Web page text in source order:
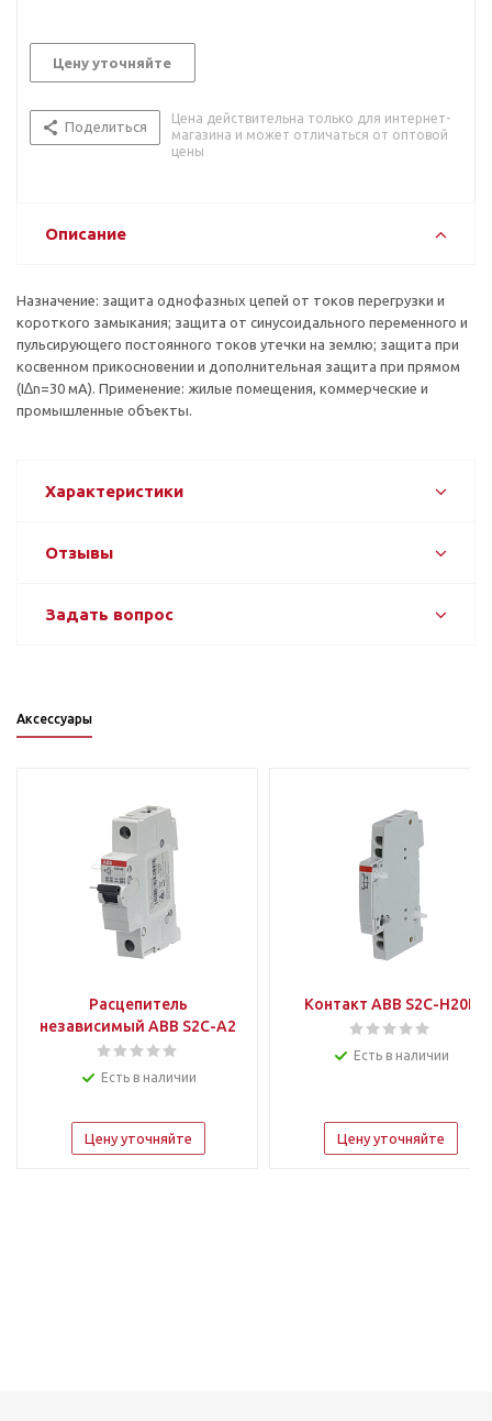
Цену уточняйте
Поделиться
Цена действительна только для интернет-
магазина и может отличаться от оптовой
цены
Описание
Назначение: защита однофазных цепей от токов перегрузки и
короткого замыкания; защита от синусоидального переменного и
пульсирующего постоянного токов утечки на землю; защита при
косвенном прикосновении и дополнительная защита при прямом
(I∆n=30 мА). Применение: жилые помещения, коммерческие и
промышленные объекты.
Характеристики
Отзывы
Задать вопрос
Аксессуары
Расцепитель
независимый ABB S2C-A2
Есть в наличии
Цену уточняйте
Контакт ABB S2C-H20L
Есть в наличии
Цену уточняйте